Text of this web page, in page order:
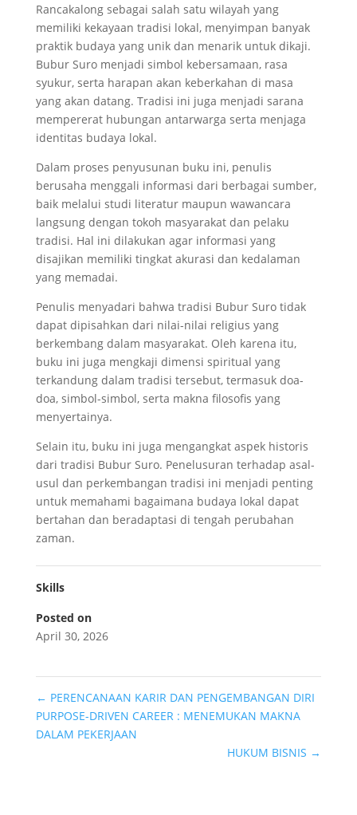
Rancakalong sebagai salah satu wilayah yang
memiliki kekayaan tradisi lokal, menyimpan banyak
praktik budaya yang unik dan menarik untuk dikaji.
Bubur Suro menjadi simbol kebersamaan, rasa
syukur, serta harapan akan keberkahan di masa
yang akan datang. Tradisi ini juga menjadi sarana
mempererat hubungan antarwarga serta menjaga
identitas budaya lokal.
Dalam proses penyusunan buku ini, penulis
berusaha menggali informasi dari berbagai sumber,
baik melalui studi literatur maupun wawancara
langsung dengan tokoh masyarakat dan pelaku
tradisi. Hal ini dilakukan agar informasi yang
disajikan memiliki tingkat akurasi dan kedalaman
yang memadai.
Penulis menyadari bahwa tradisi Bubur Suro tidak
dapat dipisahkan dari nilai-nilai religius yang
berkembang dalam masyarakat. Oleh karena itu,
buku ini juga mengkaji dimensi spiritual yang
terkandung dalam tradisi tersebut, termasuk doa-
doa, simbol-simbol, serta makna filosofis yang
menyertainya.
Selain itu, buku ini juga mengangkat aspek historis
dari tradisi Bubur Suro. Penelusuran terhadap asal-
usul dan perkembangan tradisi ini menjadi penting
untuk memahami bagaimana budaya lokal dapat
bertahan dan beradaptasi di tengah perubahan
zaman.
Skills
Posted on
April 30, 2026
← PERENCANAAN KARIR DAN PENGEMBANGAN DIRI
PURPOSE-DRIVEN CAREER : MENEMUKAN MAKNA
DALAM PEKERJAAN
HUKUM BISNIS →